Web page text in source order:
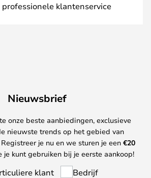
professionele klantenservice
Nieuwsbrief
onze beste aanbiedingen, exclusieve
nieuwste trends op het gebied van
je nu en we sturen je een €20
je kunt gebruiken bij je eerste aankoop!
klant Bedrijf